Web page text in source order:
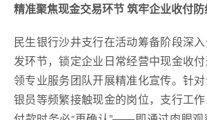
精准聚焦现金交易环节 筑牢企业收付
民生银行沙井支行在活动筹备阶段深
发环节，锁定企业日常经营中现金收
领专业服务团队开展精准化宣传。针
银员等频繁接触现金的岗位，支行工